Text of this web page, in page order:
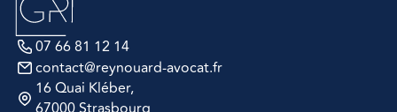
07 66 81 12 14
contact@reynouard-avocat.fr
16 Quai Kléber,